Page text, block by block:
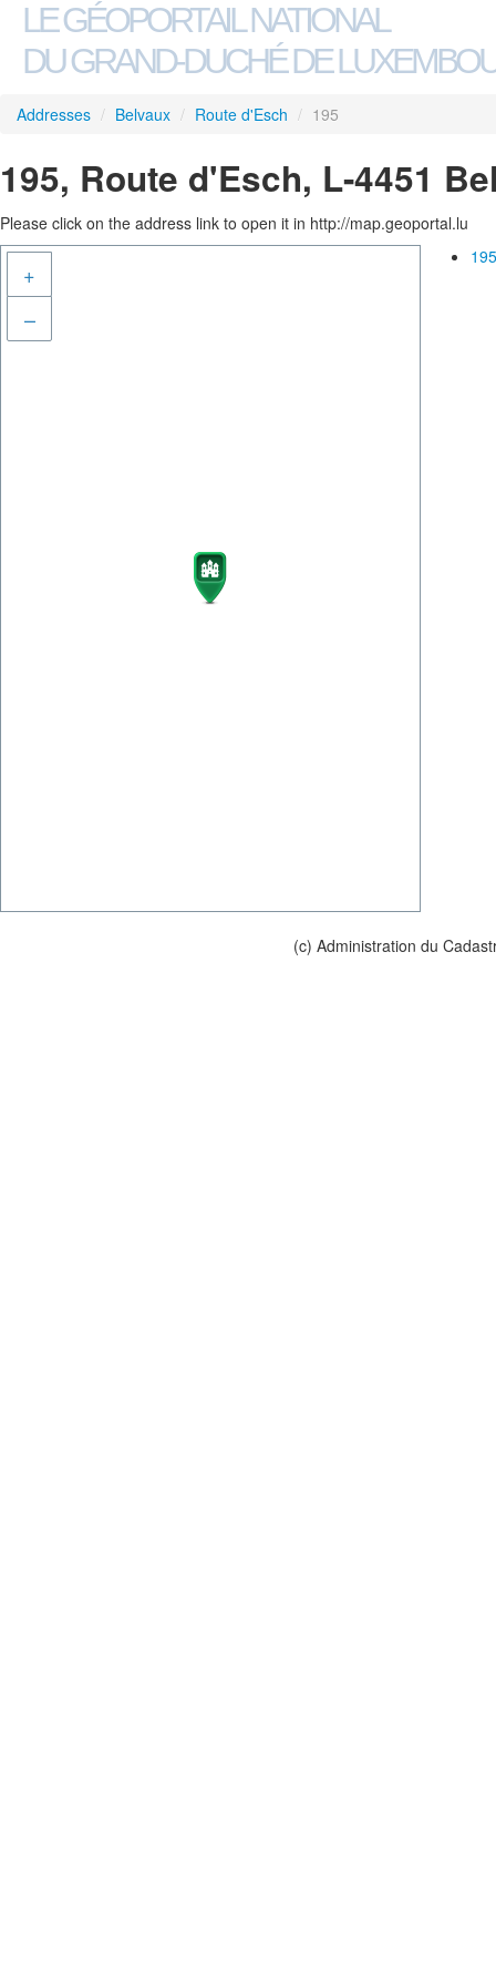
LE GÉOPORTAIL NATIONAL
DU GRAND-DUCHÉ DE
Addresses / Belvaux / Route d'Esch / 195
195, Route d'Esch, L-4451
Please click on the address link to open it in http://map.geoportal.lu
+
–
(c) Administration du